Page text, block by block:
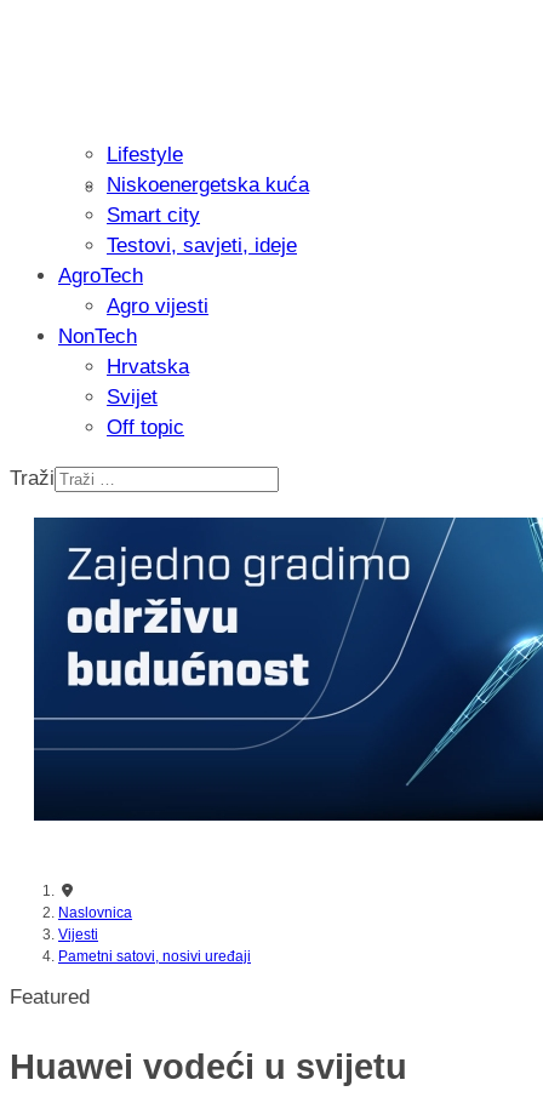
Isprobali smo: Thermostar
Recenzija: Einhell Professional CP-
nikada prije
Lifestyle
Niskoenergetska kuća
Smart city
Testovi, savjeti, ideje
AgroTech
Agro vijesti
NonTech
Hrvatska
Svijet
Off topic
Traži
Naslovnica
Vijesti
Pametni satovi, nosivi uređaji
Featured
Huawei vodeći u svijetu